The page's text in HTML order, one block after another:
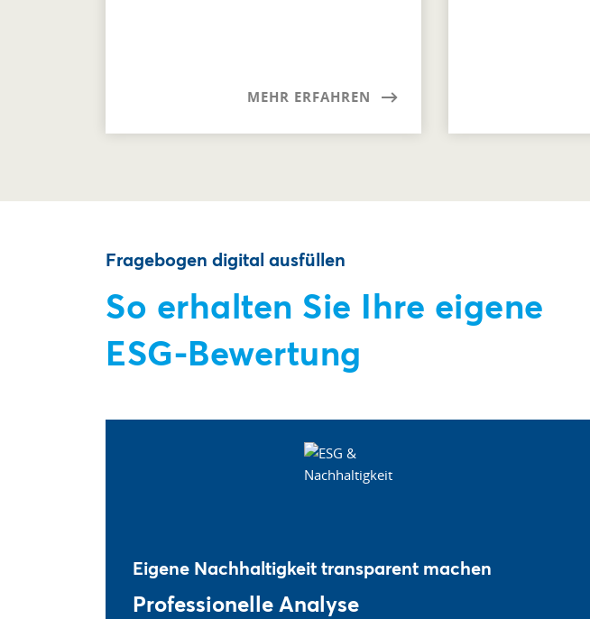
MEHR ERFAHREN
Fragebogen digital ausfüllen
So erhalten Sie Ihre eigene
ESG-Bewertung
Eigene Nachhaltigkeit transparent machen
Professionelle Analyse